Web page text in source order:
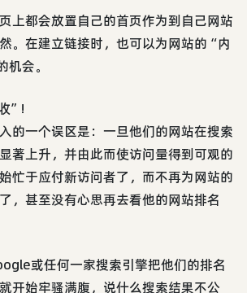
上都会放置自己的首页作为到自己网站
。在建立链接时，也可以为网站的“内
会。
”!
的一个误区是：一旦他们的网站在搜索
著上升，并由此而使访问量得到可观的
忙于应付新访问者了，而不再为网站的
，甚至没有心思再去看他的网站排名
或任何一家搜索引擎把他们的排名
开始牢骚满腹，说什么搜索结果不公